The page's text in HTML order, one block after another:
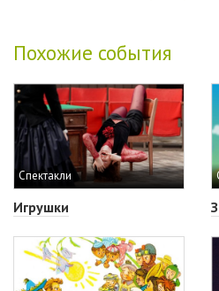
Похожие события
Спектакли
Игрушки